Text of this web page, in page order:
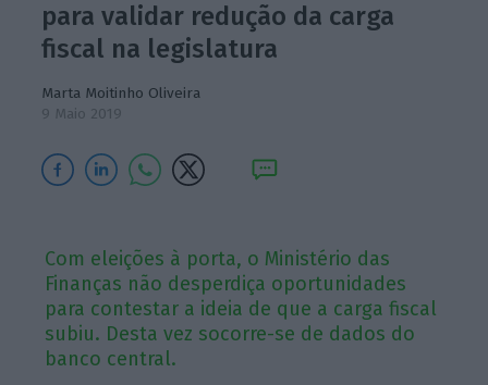
para validar redução da carga
fiscal na legislatura
Marta Moitinho Oliveira
9 Maio 2019
Com eleições à porta, o Ministério das
Finanças não desperdiça oportunidades
para contestar a ideia de que a carga fiscal
subiu. Desta vez socorre-se de dados do
banco central.